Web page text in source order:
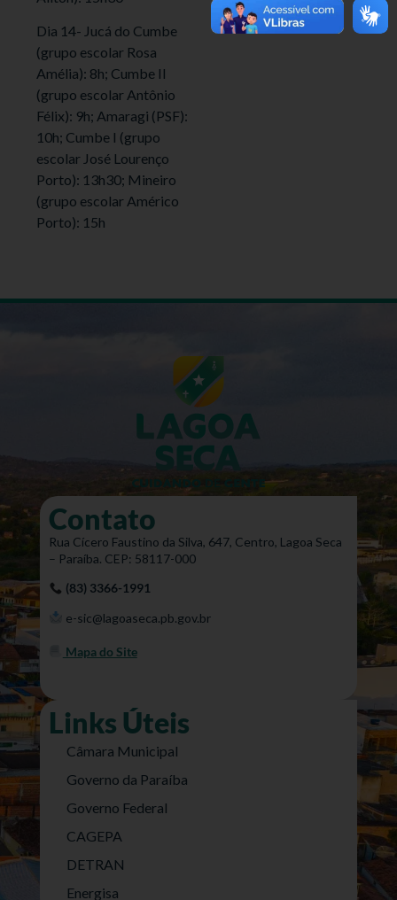
Dia 14- Jucá do Cumbe
(grupo escolar Rosa
Amélia): 8h; Cumbe II
(grupo escolar Antônio
Félix): 9h; Amaragi (PSF):
10h; Cumbe I (grupo
escolar José Lourenço
Porto): 13h30; Mineiro
(grupo escolar Américo
Porto): 15h
Contato
Rua Cícero Faustino da Silva, 647, Centro, Lagoa Seca
– Paraíba. CEP: 58117-000
(83) 3366-1991
e-sic@lagoaseca.pb.gov.br
Mapa do Site
Links Úteis
Câmara Municipal
Governo da Paraíba
Governo Federal
CAGEPA
DETRAN
Energisa